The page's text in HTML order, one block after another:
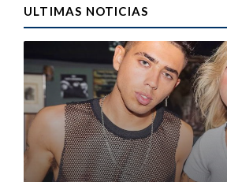
ULTIMAS NOTICIAS